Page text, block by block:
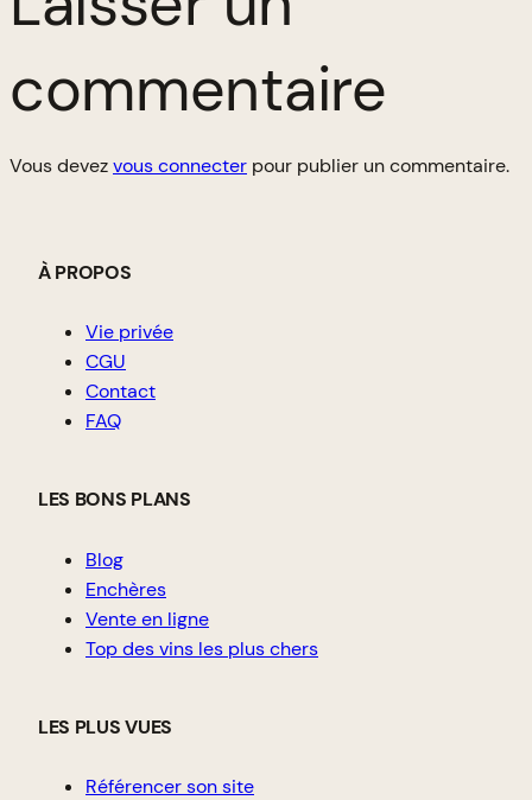
commentaire
Vous devezvous connecter pour publier un commentaire.
À PROPOS
Vie privée
CGU
Contact
FAQ
LES BONS PLANS
Blog
Enchères
Vente en ligne
Top des vins les plus chers
LES PLUS VUES
Référencer son site